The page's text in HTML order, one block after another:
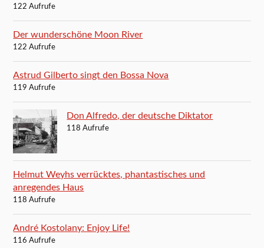
122 Aufrufe
Der wunderschöne Moon River
122 Aufrufe
Astrud Gilberto singt den Bossa Nova
119 Aufrufe
Don Alfredo, der deutsche Diktator
118 Aufrufe
Helmut Weyhs verrücktes, phantastisches und
anregendes Haus
118 Aufrufe
André Kostolany: Enjoy Life!
116 Aufrufe